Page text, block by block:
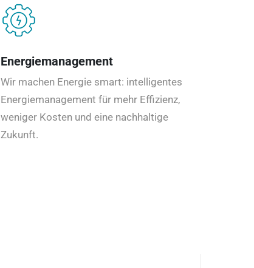
Energiemanagement
Wir machen Energie smart: intelligentes
Energiemanagement für mehr Effizienz,
weniger Kosten und eine nachhaltige
Zukunft.